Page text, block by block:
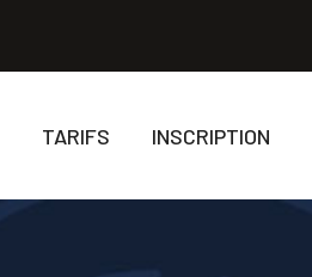
TARIFS INSCRIPTION